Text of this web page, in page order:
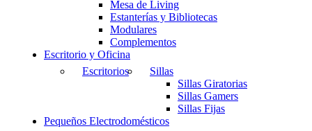
Mesa de Living
Estanterías y Bibliotecas
Modulares
Complementos
Escritorio y Oficina
Escritorios
Sillas
Sillas Giratorias
Sillas Gamers
Sillas Fijas
Pequeños Electrodomésticos